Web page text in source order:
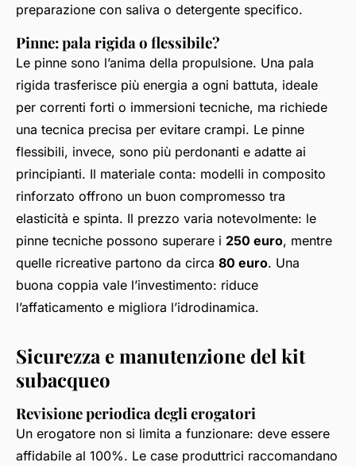
preparazione con saliva o detergente specifico.
Pinne: pala rigida o flessibile?
Le pinne sono l’anima della propulsione. Una pala
rigida trasferisce più energia a ogni battuta, ideale
per correnti forti o immersioni tecniche, ma richiede
una tecnica precisa per evitare crampi. Le pinne
flessibili, invece, sono più perdonanti e adatte ai
principianti. Il materiale conta: modelli in composito
rinforzato offrono un buon compromesso tra
elasticità e spinta. Il prezzo varia notevolmente: le
pinne tecniche possono superare i 250 euro, mentre
quelle ricreative partono da circa 80 euro. Una
buona coppia vale l’investimento: riduce
l’affaticamento e migliora l’idrodinamica.
Sicurezza e manutenzione del kit
subacqueo
Revisione periodica degli erogatori
Un erogatore non si limita a funzionare: deve essere
affidabile al 100%. Le case produttrici raccomandano